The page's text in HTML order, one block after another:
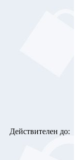
Действителен до: